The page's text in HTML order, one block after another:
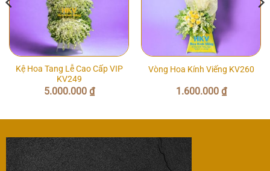
Kệ Hoa Tang Lễ Cao Cấp VIP
KV249
5.000.000 ₫
Vòng Hoa Kính Viếng KV260
1.600.000 ₫